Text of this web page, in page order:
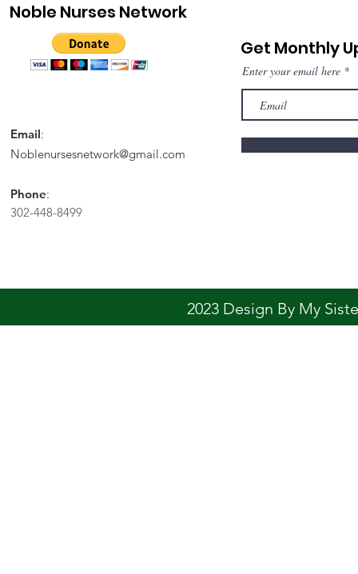
Noble Nurses Network
Email:
Noblenursesnetwork@gmail.com
Phone:
302-448-8499
Get Monthly
Enter your email here
2023 Design By My